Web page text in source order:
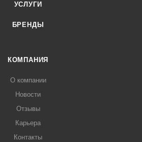
УСЛУГИ
БРЕНДЫ
КОМПАНИЯ
О компании
Новости
Отзывы
Карьера
Контакты